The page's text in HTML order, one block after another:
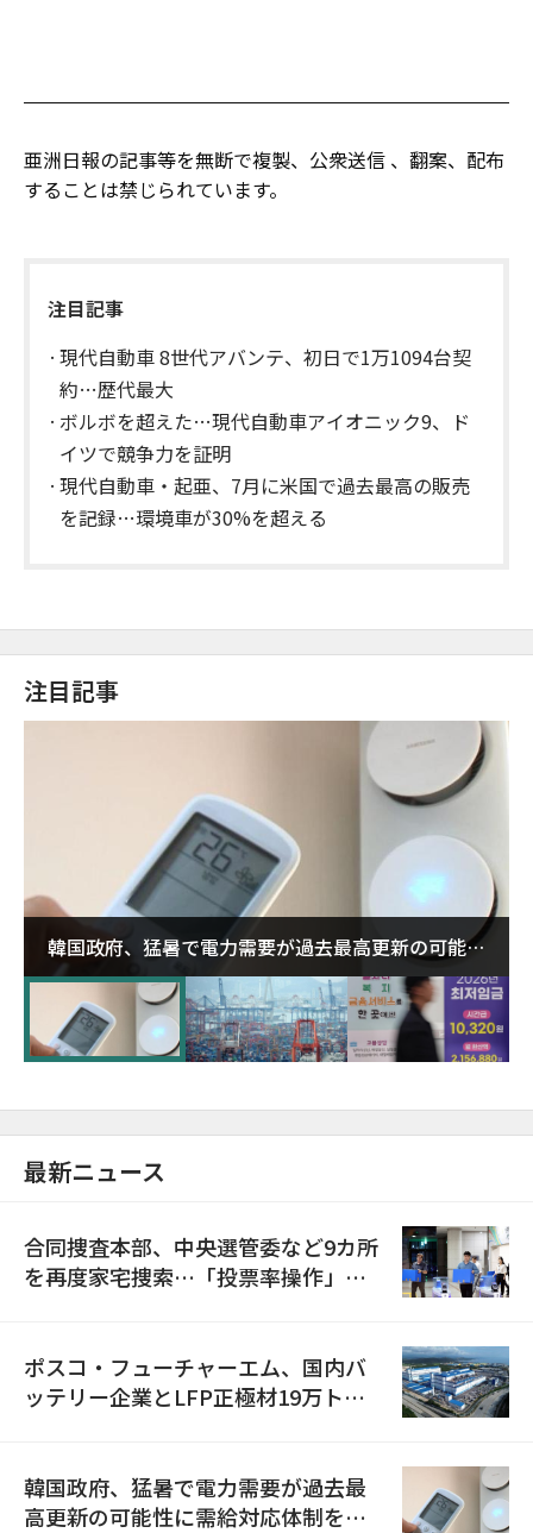
亜洲日報の記事等を無断で複製、公衆送信 、翻案、配布
することは禁じられています。
注目記事
現代自動車 8世代アバンテ、初日で1万1094台契
約…歴代最大
ボルボを超えた…現代自動車アイオニック9、ド
イツで競争力を証明
現代自動車・起亜、7月に米国で過去最高の販売
を記録…環境車が30%を超える
注目記事
韓国政府、猛暑で電力需要が過去最高更新の可能性
に需給対応体制を点検
最新ニュース
合同捜査本部、中央選管委など9カ所
を再度家宅捜索…「投票率操作」の
ポスコ・フューチャーエム、国内バ
ッテリー企業とLFP正極材19万トン
韓国政府、猛暑で電力需要が過去最
高更新の可能性に需給対応体制を点